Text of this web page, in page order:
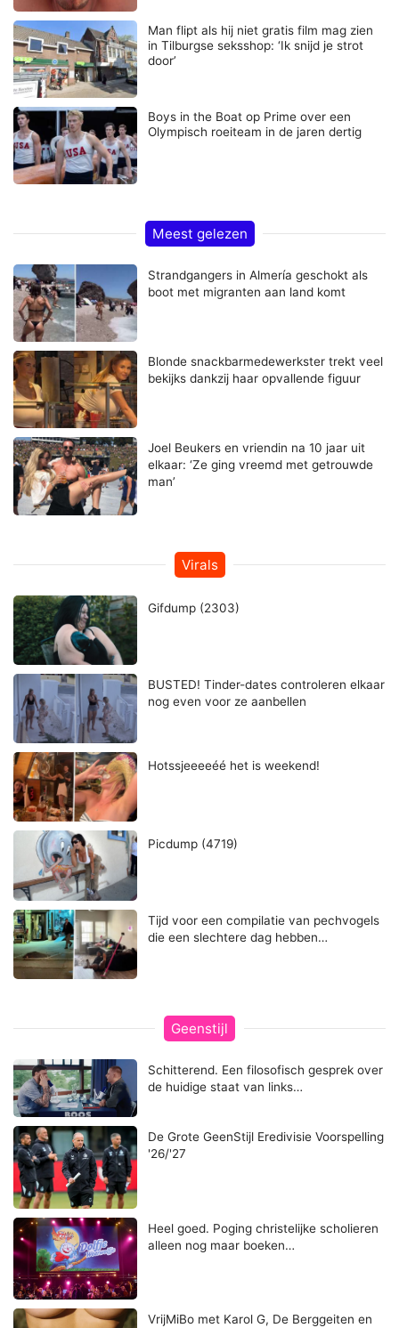
Man flipt als hij niet gratis film mag zien
in Tilburgse seksshop: ‘Ik snijd je strot
door’
Boys in the Boat op Prime over een
Olympisch roeiteam in de jaren dertig
Meest gelezen
Strandgangers in Almería geschokt als
boot met migranten aan land komt
Blonde snackbarmedewerkster trekt veel
bekijks dankzij haar opvallende figuur
Joel Beukers en vriendin na 10 jaar uit
elkaar: ‘Ze ging vreemd met getrouwde
man’
Virals
Gifdump (2303)
BUSTED! Tinder-dates controleren elkaar
nog even voor ze aanbellen
Hotssjeeeeéé het is weekend!
Picdump (4719)
Tijd voor een compilatie van pechvogels
die een slechtere dag hebben…
Geenstijl
Schitterend. Een filosofisch gesprek over
de huidige staat van links…
De Grote GeenStijl Eredivisie Voorspelling
'26/'27
Heel goed. Poging christelijke scholieren
alleen nog maar boeken…
VrijMiBo met Karol G, De Berggeiten en